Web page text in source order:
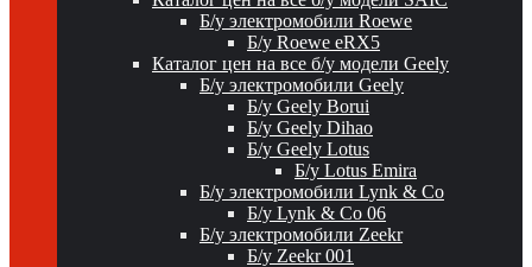
Б/у электромобили Roewe
Б/у Roewe eRX5
Каталог цен на все б/у модели Geely
Б/у электромобили Geely
Б/у Geely Borui
Б/у Geely Dihao
Б/у Geely Lotus
Б/у Lotus Emira
Б/у электромобили Lynk & Co
Б/у Lynk & Co 06
Б/у электромобили Zeekr
Б/у Zeekr 001